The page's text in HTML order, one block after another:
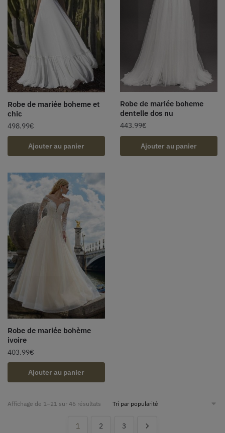
Robe de mariée boheme et
chic
498.99€
Ajouter au panier
Robe de mariée boheme
dentelle dos nu
443.99€
Ajouter au panier
Robe de mariée bohème
ivoire
403.99€
Ajouter au panier
Affichage de 1–21 sur 46 résultats
1 2 3